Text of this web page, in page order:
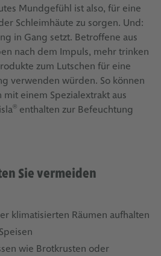
Mundgefühl ist also, für eine
Schleimhäute zu sorgen. Und:
in Gang setzt. Betroffene aus
nach dem Impuls, mehr trinken
zum Lutschen für eine
verwenden würden. So können
einem Spezialextrakt aus
® enthalten zur Befeuchtung
Sie vermeiden
klimatisierten Räumen aufhalten
wie Brotkrusten oder